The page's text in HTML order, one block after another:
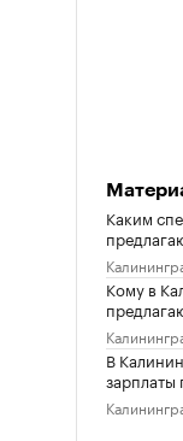
Каким
Кому в
В